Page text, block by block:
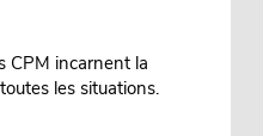
CPM incarnent la
les situations.